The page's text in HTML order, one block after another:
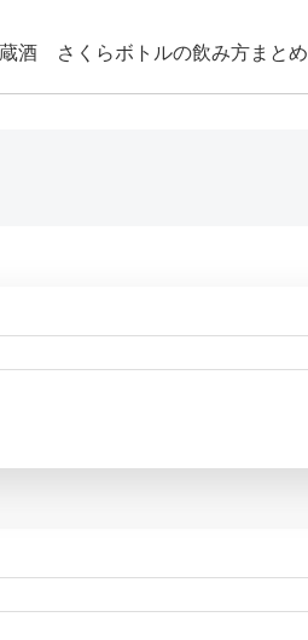
酒 さくらボトルの飲み方まとめ